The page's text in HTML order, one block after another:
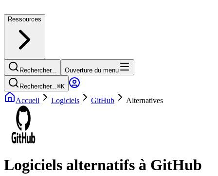
Ressources
Rechercher... Ouverture du menu
Rechercher...⌘K
Accueil Logiciels GitHub Alternatives
Logiciels alternatifs à GitHub